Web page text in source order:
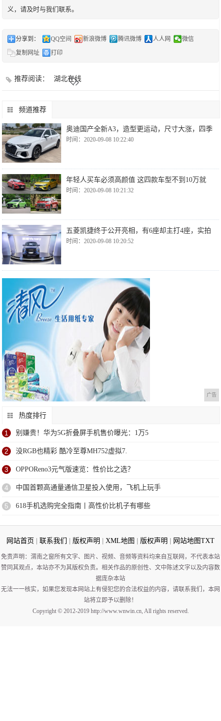
义，请及时与我们联系。
分享到： QQ空间 新浪微博 腾讯微博 人人网
微信
复制网址
打印
推荐阅读： 湖北在线
频道推荐
奥迪国产全新A3，造型更运动，尺寸大涨，四季
时间：2020-09-08 10:22:40
年轻人买车必须高颜值 这四款车型不到10万就
时间：2020-09-08 10:21:32
五菱凯捷终于公开亮相，有6座却主打4座，实拍
时间：2020-09-08 10:20:52
广告
热度排行
1 别嫌贵！华为5G折叠屏手机售价曝光：1万5
2 没RGB也精彩 酷冷至尊MH752虚拟7.
3 OPPOReno3元气版速览：性价比之选？
4 中国首颗高通量通信卫星投入使用，飞机上玩手
5 618手机选购完全指南丨高性价比机子有哪些
网站首页 联系我们 版权声明 XML地图 版权声明 网站地图TXT
免责声明：渭南之窗所有文字、图片、视频、音频等资料均来自互联网，不代表本站
赞同其观点，本站亦不为其版权负责。相关作品的原创性、文中陈述文字以及内容数
据庞杂本站
无法一一核实，如果您发现本网站上有侵犯您的合法权益的内容，请联系我们，本网
站将立即予以删除！
Copyright © 2012-2019 http://www.wnwin.cn, All rights reserved.